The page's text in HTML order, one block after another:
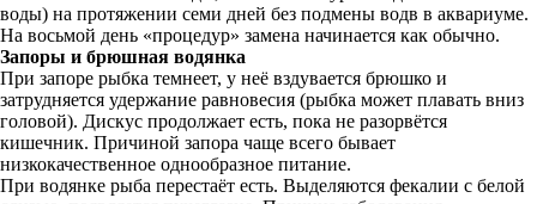
воды) на протяжении семи дней без подмены водв в аквариуме.
На восьмой день «процедур» замена начинается как обычно.
Запоры и брюшная водянка
При запоре рыбка темнеет, у неё вздувается брюшко и
затрудняется удержание равновесия (рыбка может плавать вниз
головой). Дискус продолжает есть, пока не разорвётся
кишечник. Причиной запора чаще всего бывает
низкокачественное однообразное питание.
При водянке рыба перестаёт есть. Выделяются фекалии с белой